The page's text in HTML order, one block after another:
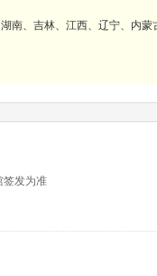
南、吉林、江西、辽宁、内
签发为准